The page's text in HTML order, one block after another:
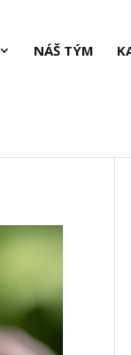
NÁŠ TÝM